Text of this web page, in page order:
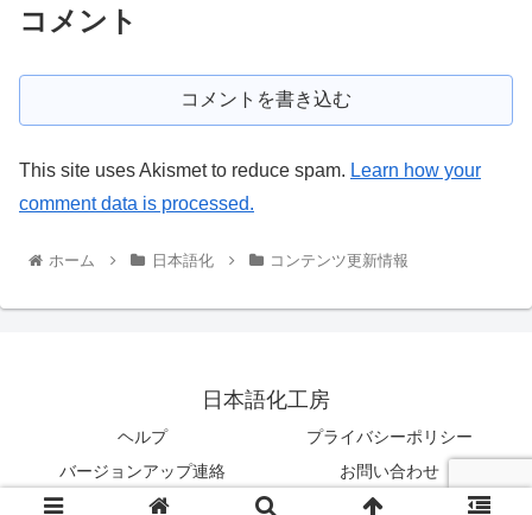
コメント
コメントを書き込む
This site uses Akismet to reduce spam. Learn how your
comment data is processed.
ホーム 日本語化 コンテンツ更新情報
日本語化工房
ヘルプ
プライバシーポリシー
バージョンアップ連絡
お問い合わせ